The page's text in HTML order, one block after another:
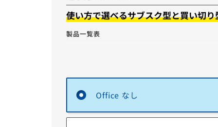
使い方で選べるサブスク型と買い切
製品一覧表
Copilot
Home and Business 2024
Office なし